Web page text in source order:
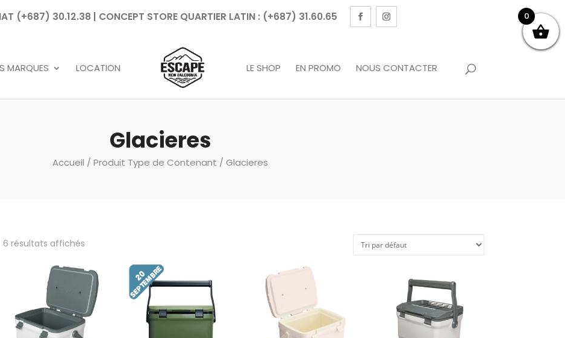
(+687) 30.12.38 | CONCEPT STORE QUARTIER LATIN : (+687) 31.60.65
MARQUES LOCATION LE SHOP EN PROMO NOUS CONTACTER
Glacieres
Accueil / Produit Type de Contenant / Glacieres
6 résultats affichés
0